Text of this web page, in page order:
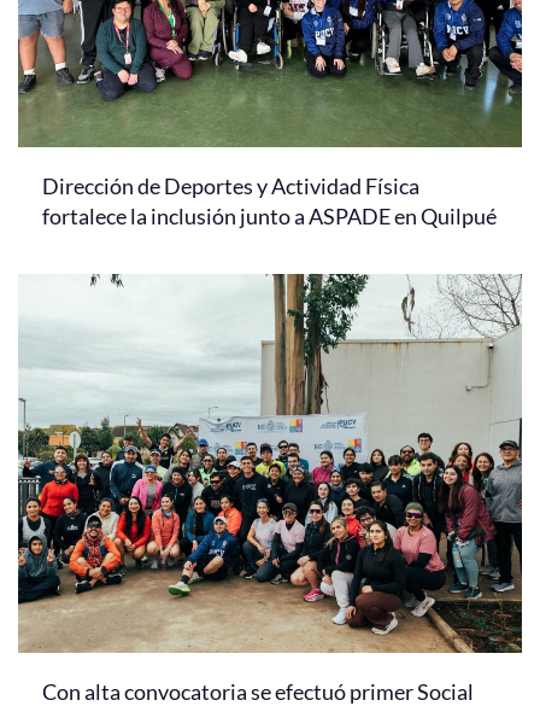
Dirección de Deportes y Actividad Física
fortalece la inclusión junto a ASPADE en Quilpué
Con alta convocatoria se efectuó primer Social